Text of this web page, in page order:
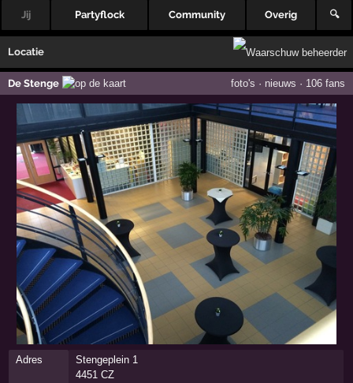
Jij Partyflock Community Overig 🔍
Locatie
De Stenge foto's · nieuws · 106 fans
Adres
Stengeplein 1
4451 CZ